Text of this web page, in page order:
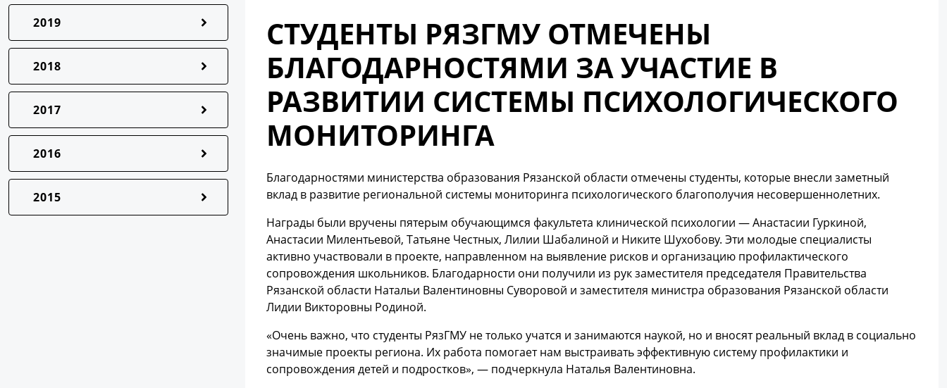
2019
2018
2017
2016
2015
СТУДЕНТЫ РЯЗГМУ ОТМЕЧЕНЫ
БЛАГОДАРНОСТЯМИ ЗА УЧАСТИЕ В
РАЗВИТИИ СИСТЕМЫ ПСИХОЛОГИЧЕСКОГО
МОНИТОРИНГА
Благодарностями министерства образования Рязанской области отмечены студенты, которые внесли заметный
вклад в развитие региональной системы мониторинга психологического благополучия несовершеннолетних.
Награды были вручены пятерым обучающимся факультета клинической психологии — Анастасии Гуркиной,
Анастасии Милентьевой, Татьяне Честных, Лилии Шабалиной и Никите Шухобову. Эти молодые специалисты
активно участвовали в проекте, направленном на выявление рисков и организацию профилактического
сопровождения школьников. Благодарности они получили из рук заместителя председателя Правительства
Рязанской области Натальи Валентиновны Суворовой и заместителя министра образования Рязанской области
Лидии Викторовны Родиной.
«Очень важно, что студенты РязГМУ не только учатся и занимаются наукой, но и вносят реальный вклад в социально
значимые проекты региона. Их работа помогает нам выстраивать эффективную систему профилактики и
сопровождения детей и подростков», — подчеркнула Наталья Валентиновна.